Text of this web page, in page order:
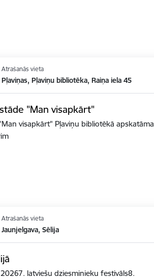
Atrašanās vieta
Pļaviņas, Pļaviņu bibliotēka, Raiņa iela 45
"Man visapkārt"
visapkārt" Pļaviņu bibliotēkā apskatāma
Atrašanās vieta
Jaunjelgava, Sēlija
20267. latviešu dziesminieku festivāls8.